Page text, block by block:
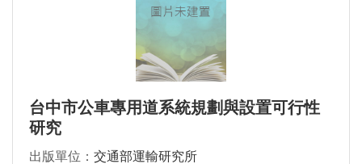
台中市公車專用道系統規劃與設置可行性
研究
出版單位： 交通部運輸研究所